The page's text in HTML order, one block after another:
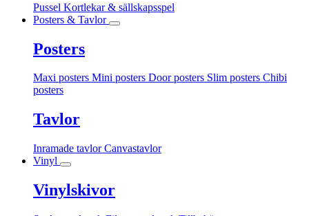
Pussel Kortlekar & sällskapsspel
Posters & Tavlor
Posters
Maxi posters Mini posters Door posters Slim posters Chibi
posters
Tavlor
Inramade tavlorCanvastavlor
Vinyl
Vinylskivor